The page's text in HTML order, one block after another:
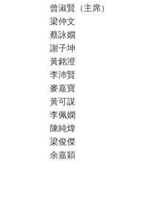
曾淑賢（主席）
梁仲文
蔡詠嫺
謝子坤
黃銘澄
李沛賢
麥嘉寶
黃可謀
李佩嫻
陳純煒
梁俊傑
余嘉穎